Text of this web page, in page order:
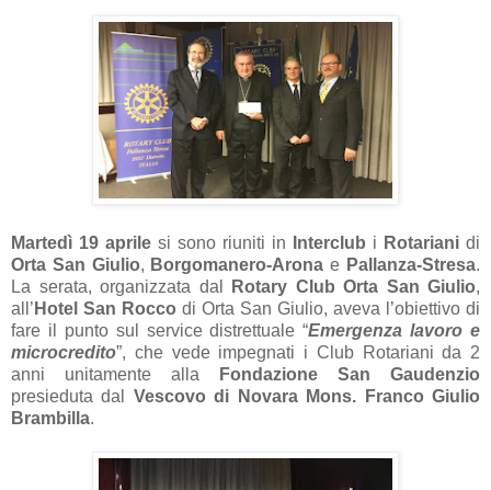
Martedì 19 aprile si sono riuniti in Interclub i Rotariani di
Orta San Giulio, Borgomanero-Arona e Pallanza-Stresa.
La serata, organizzata dal
Rotary Club Orta San Giulio,
all’ Hotel San Rocco di Orta San Giulio, aveva l’obiettivo di
fare il punto sul service distrettuale “Emergenza lavoro e
microcredito”, che vede impegnati i Club Rotariani da 2
anni unitamente alla
Fondazione San Gaudenzio
presieduta dal Vescovo di Novara Mons. Franco Giulio
Brambilla.